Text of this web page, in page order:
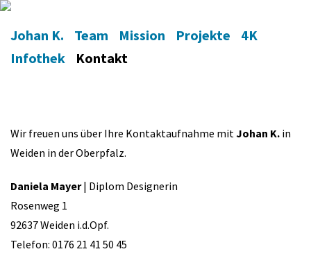
Johan K. Team Mission Projekte
4K
Infothek
Kontakt
Wir freuen uns über Ihre Kontaktaufnahme mitJohan K. in
Weiden in der Oberpfalz.
Daniela Mayer| Diplom Designerin
Rosenweg 1
92637 Weiden i.d.Opf.
Telefon: 0176 21 41 50 45